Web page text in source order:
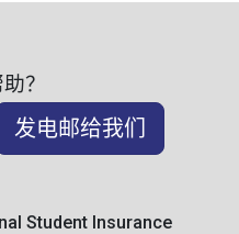
？
发电邮给我们
Student Insurance